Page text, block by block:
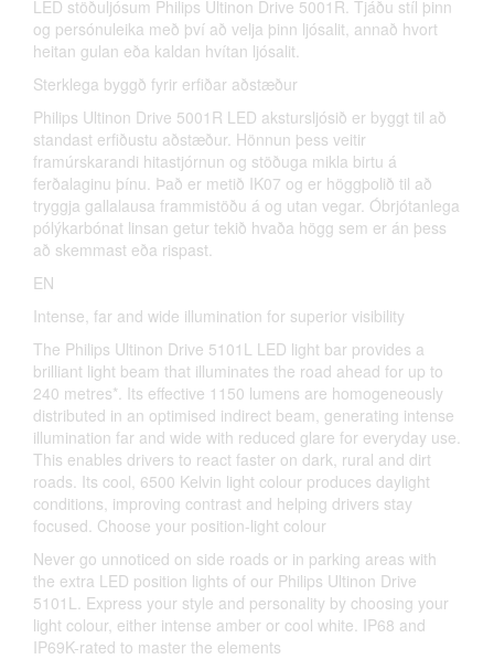
LED stöðuljósum Philips Ultinon Drive 5001R. Tjáðu stíl þinn
og persónuleika með því að velja þinn ljósalit, annað hvort
heitan gulan eða kaldan hvítan ljósalit.
Sterklega byggð fyrir erfiðar aðstæður
Philips Ultinon Drive 5001R LED akstursljósið er byggt til að
standast erfiðustu aðstæður. Hönnun þess veitir
framúrskarandi hitastjórnun og stöðuga mikla birtu á
ferðalaginu þínu. Það er metið IK07 og er höggþolið til að
tryggja gallalausa frammistöðu á og utan vegar. Óbrjótanlega
pólýkarbónat linsan getur tekið hvaða högg sem er án þess
að skemmast eða rispast.
EN
Intense, far and wide illumination for superior visibility
The Philips Ultinon Drive 5101L LED light bar provides a
brilliant light beam that illuminates the road ahead for up to
240 metres*. Its effective 1150 lumens are homogeneously
distributed in an optimised indirect beam, generating intense
illumination far and wide with reduced glare for everyday use.
This enables drivers to react faster on dark, rural and dirt
roads. Its cool, 6500 Kelvin light colour produces daylight
conditions, improving contrast and helping drivers stay
focused. Choose your position-light colour
Never go unnoticed on side roads or in parking areas with
the extra LED position lights of our Philips Ultinon Drive
5101L. Express your style and personality by choosing your
light colour, either intense amber or cool white. IP68 and
IP69K-rated to master the elements